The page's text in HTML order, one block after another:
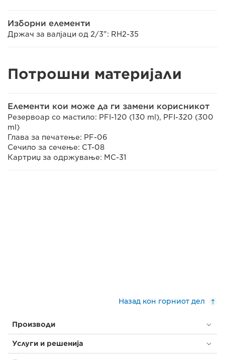
Изборни елементи
Држач за валјаци од 2/3": RH2-35
Потрошни материјали
Елементи кои може да ги замени корисникот
Резервоар со мастило: PFI-120 (130 ml), PFI-320 (300
ml)
Глава за печатење: PF-06
Сечило за сечење: CT-08
Картриџ за одржување: MC-31
Назад кон горниот дел
Производи
Услуги и решенија